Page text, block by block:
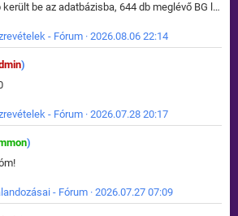
149 új BG lap került be az adatbázisba, 644 db meglévő BG lap módosult, bekerültek az új képek a megváltozott lapokhoz is.
- Fórum · 2026.08.06 22:14
)
- Fórum · 2026.07.28 20:17
)
- Fórum · 2026.07.27 07:09